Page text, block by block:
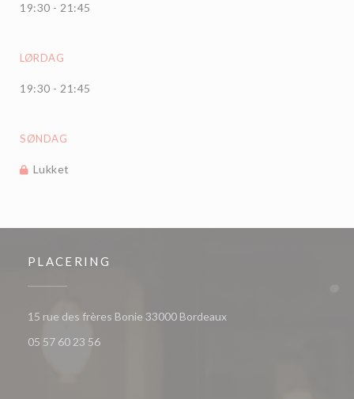
19:30 - 21:45
LØRDAG
19:30 - 21:45
SØNDAG
Lukket
PLACERING
15 rue des frères Bonie 33000 Bordeaux((åbner i et nyt vindue))
05 57 60 23 56